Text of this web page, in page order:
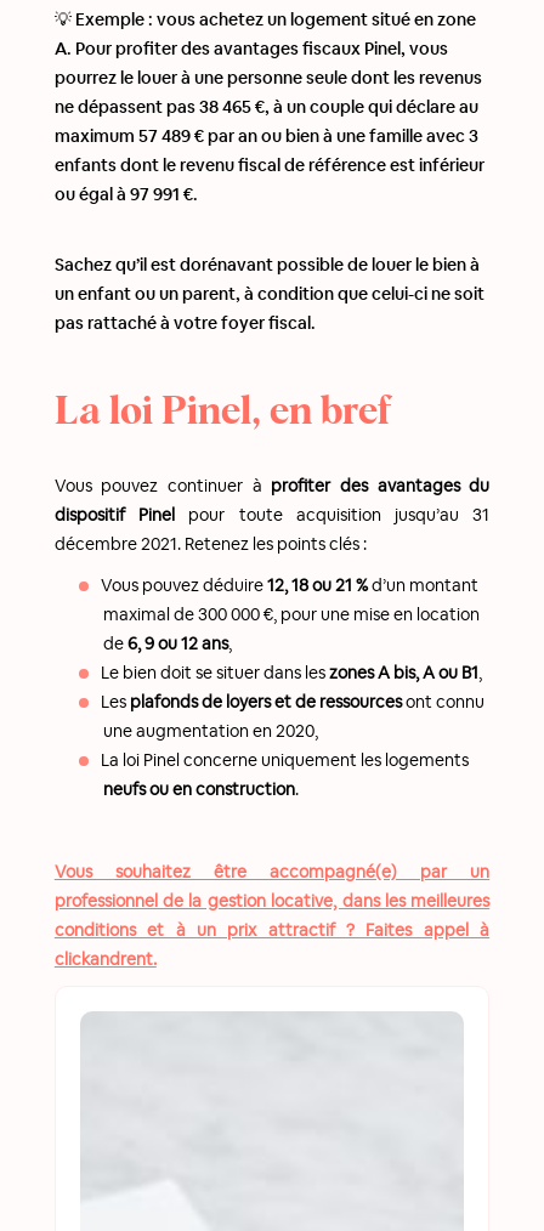
💡 Exemple : vous achetez un logement situé en zone
A. Pour profiter des avantages fiscaux Pinel, vous
pourrez le louer à une personne seule dont les revenus
ne dépassent pas 38 465 €, à un couple qui déclare au
maximum 57 489 € par an ou bien à une famille avec 3
enfants dont le revenu fiscal de référence est inférieur
ou égal à 97 991 €.
Sachez qu’il est dorénavant possible de louer le bien à
un enfant ou un parent, à condition que celui-ci ne soit
pas rattaché à votre foyer fiscal.
La loi Pinel, en bref
Vous pouvez continuer à profiter des avantages du
dispositif Pinel pour toute acquisition jusqu’au 31
décembre 2021. Retenez les points clés :
Vous pouvez déduire12, 18 ou 21 %d’un montant
maximal de 300 000 €, pour une mise en location
de6, 9 ou 12 ans,
Le bien doit se situer dans leszones A bis, A ou B1,
Les plafonds de loyers et de ressourcesont connu
une augmentation en 2020,
La loi Pinel concerne uniquement les logements
neufs ou en construction.
Vous souhaitez être accompagné(e) par un
professionnel de la gestion locative, dans les meilleures
conditions et à un prix attractif ? Faites appel à
clickandrent.